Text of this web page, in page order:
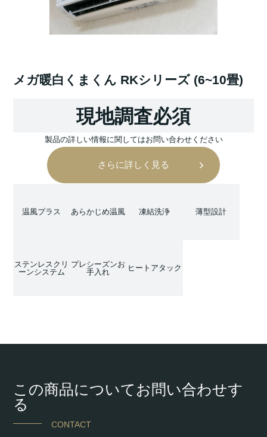
メガ暖白くまくん RKシリーズ (6~10畳)
現地調査必須
製品の詳しい情報に関してはお問い合わせください
さらに詳しく見る
温風プラス あらかじめ温風 凍結洗浄 薄型設計
ステンレスクリ
ーンシステム
プレシーズンお
手入れ
ヒートアタック
この商品についてお問い合わせす
る
CONTACT